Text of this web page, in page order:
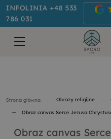
INFOLINIA +48 533
786 031
Strona główna Obrazy religijne
Obraz canvas Serce Jezusa
Obraz canvas